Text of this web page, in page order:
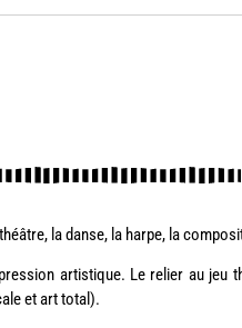
la danse, la harpe, la
artistique. Le relier au
et art total).